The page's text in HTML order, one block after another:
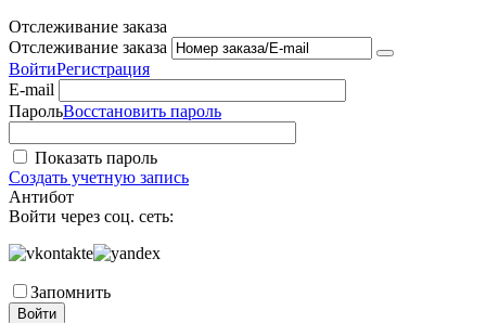
Отслеживание заказа
Отслеживание заказа
ВойтиРегистрация
E-mail
ПарольВосстановить пароль
Показать пароль
Создать учетную запись
Антибот
Войти через соц. сеть:
Запомнить
Войти